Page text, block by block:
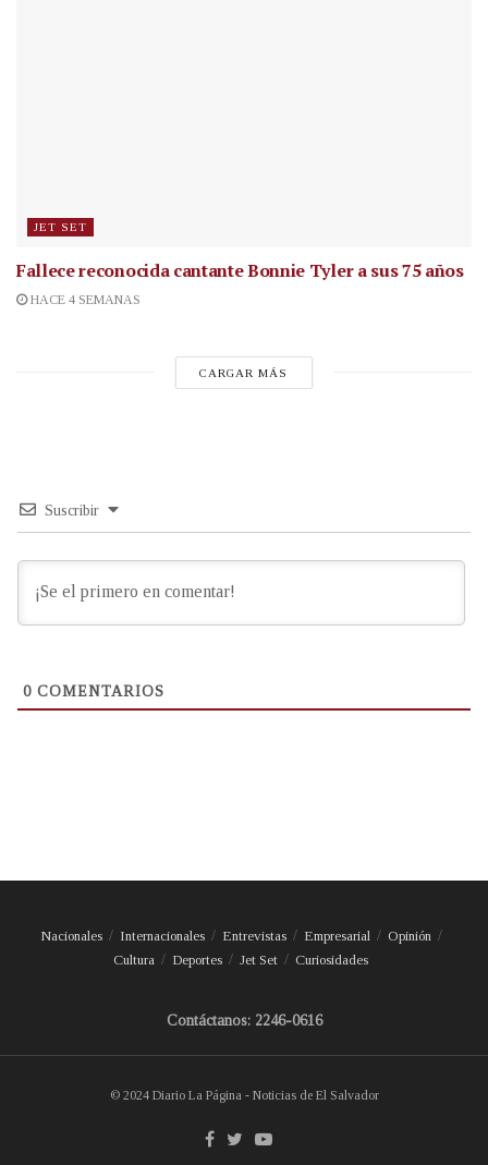
JET SET
Fallece reconocida cantanteBonnie Tyler a sus 75 años
HACE 4 SEMANAS
CARGAR MÁS
Suscribir
0 COMENTARIOS
Nacionales Internacionales Entrevistas Empresarial
Opinión
Cultura
Deportes Jet Set Curiosidades
Contáctanos: 2246-0616
© 2024 Diario La Página - Noticias de El Salvador